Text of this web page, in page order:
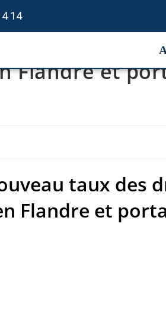
14
taux des
Flandre et
taux des
Flandre et